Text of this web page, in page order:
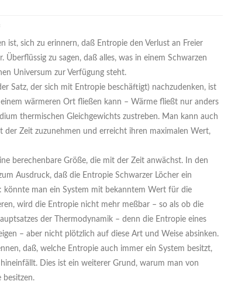
ist, sich zu erinnern, daß Entropie den Verlust an Freier
zu sagen, daß alles, was in einem Schwarzen
Universum zur Verfügung steht.
Satz, der sich mit Entropie beschäftigt) nachzudenken, ist
wärmeren Ort fließen kann – Wärme fließt nur anders
thermischen Gleichgewichts zustreben. Man kann auch
der Zeit zuzunehmen und erreicht ihren maximalen Wert,
berechenbare Größe, die mit der Zeit anwächst. In den
Ausdruck, daß die Entropie Schwarzer Löcher ein
könnte man ein System mit bekanntem Wert für die
wird die Entropie nicht mehr meßbar – so als ob die
der Thermodynamik – denn die Entropie eines
– aber nicht plötzlich auf diese Art und Weise absinken.
daß, welche Entropie auch immer ein System besitzt,
Dies ist ein weiterer Grund, warum man von
besitzen.